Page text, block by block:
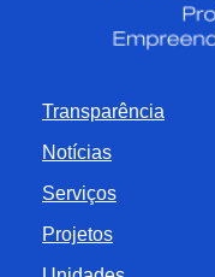
Transparência
Notícias
Serviços
Projetos